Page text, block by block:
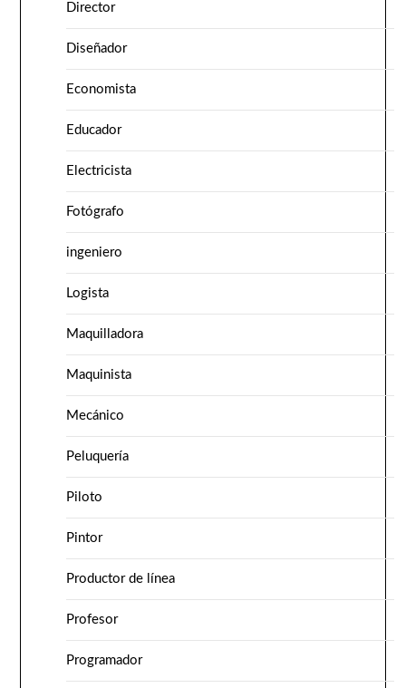
Director
Diseñador
Economista
Educador
Electricista
Fotógrafo
ingeniero
Logista
Maquilladora
Maquinista
Mecánico
Peluquería
Piloto
Pintor
Productor de línea
Profesor
Programador